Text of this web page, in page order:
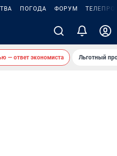
ПОГОДА ФОРУМ
— ответ экономиста Льготный